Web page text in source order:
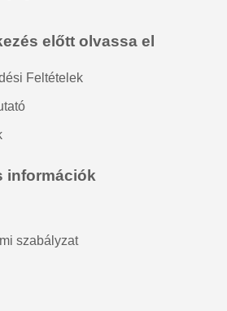
előtt olvassa el
Feltételek
információk
szabályzat